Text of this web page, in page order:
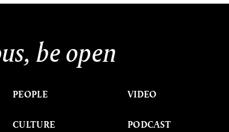
be open
PEOPLE
CULTURE
VIDEO
PODCAST